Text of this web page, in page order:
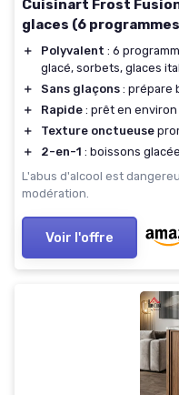
Cuisinart Frost
glaces (6
＋ Polyvalent : 6
glacé, sorbets, glaces
＋
Sans glaçons : prépare
＋
Rapide : prêt en
＋
Texture onctueuse
＋
2-en-1 : boissons
L'abus d'alcool est
modération.
Voir l'offre